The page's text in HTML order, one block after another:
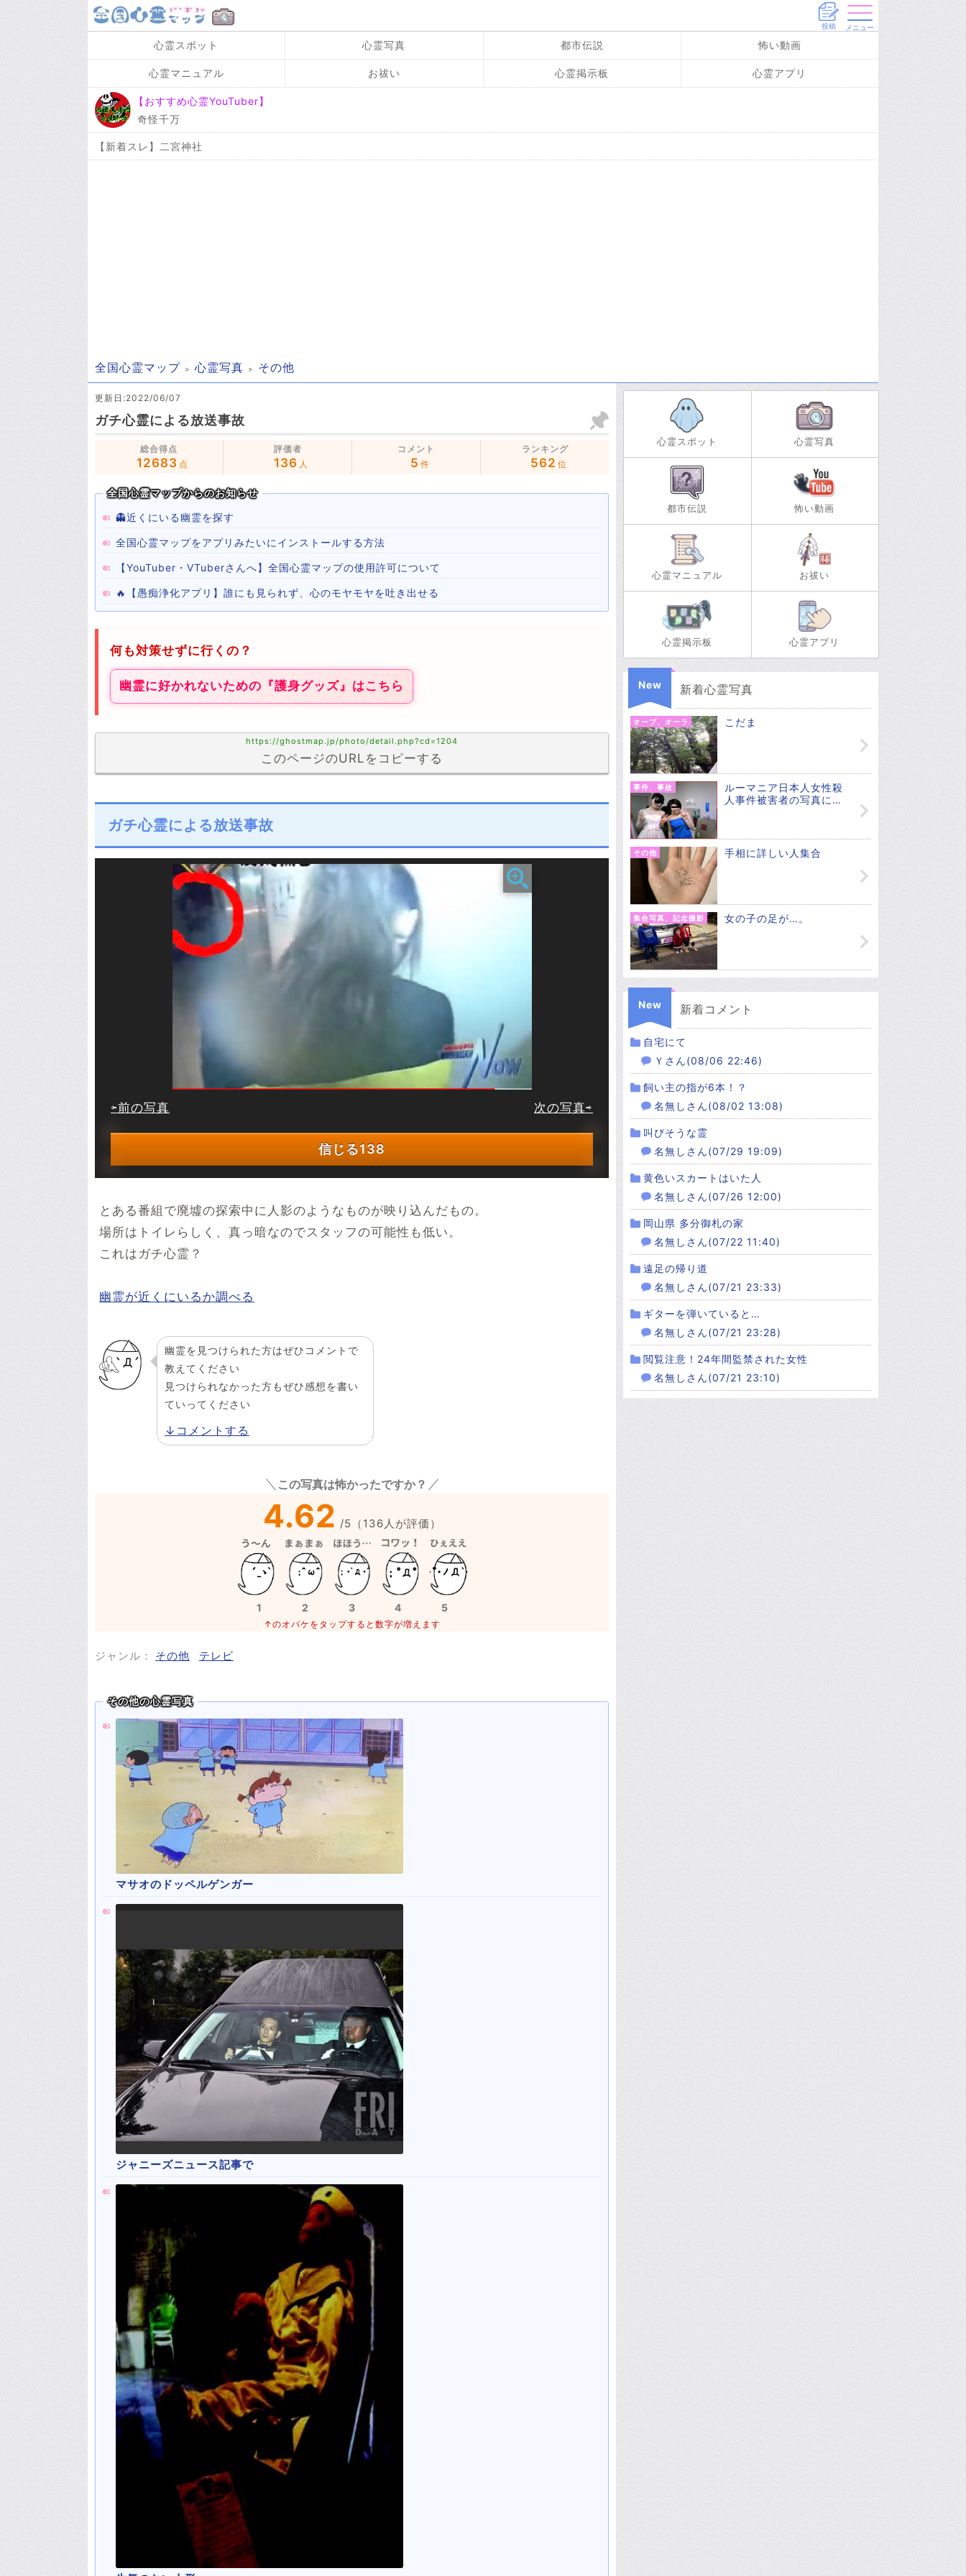
投稿 メニュー
心霊スポット 心霊写真 都市伝説 怖い動画
心霊マニュアル お祓い 心霊掲示板 心霊アプリ
【おすすめ心霊YouTuber】
奇怪千万
【新着スレ】二宮神社
全国心霊マップ 心霊写真 その他
更新日:2022/06/07
ガチ心霊による放送事故
総合得点
12683 点
評価者
136 人
コメント
5 件
ランキング
562 位
全国心霊マップからのお知らせ
👻近くにいる幽霊を探す
全国心霊マップをアプリみたいにインストールする方法
【YouTuber・VTuberさんへ】全国心霊マップの使用許可について
🔥【愚痴浄化アプリ】誰にも見られず、心のモヤモヤを吐き出せる
何も対策せずに行くの？
幽霊に好かれないための『護身グッズ』はこちら
https://ghostmap.jp/photo/detail.php?cd=1204
このページのURLをコピーする
ガチ心霊による放送事故
⇦前の写真 次の写真⇨
信じる138
とある番組で廃墟の探索中に人影のようなものが映り込んだもの。
場所はトイレらしく、真っ暗なのでスタッフの可能性も低い。
これはガチ心霊？
幽霊が近くにいるか調べる
幽霊を見つけられた方はぜひコメントで
教えてください
見つけられなかった方もぜひ感想を書い
ていってください
↓コメントする
この写真は怖かったですか？
4.62 /5 （ 136人が評価）
1 2 3 4 5
↑のオバケをタップすると数字が増えます
ジャンル： その他 テレビ
その他の心霊写真
マサオのドッペルゲンガー
ジャニーズニュース記事で
心霊スポット 心霊写真
都市伝説 怖い動画
心霊マニュアル お祓い
心霊掲示板 心霊アプリ
New 新着心霊写真
オーブ、オーラ こだま
事件、事故
ルーマニア日本人女性殺
人事件被害者の写真に…
その他 手相に詳しい人集合
集合写真、記念撮影 女の子の足が…。
New 新着コメント
自宅にて
Ｙさん(08/06 22:46)
飼い主の指が6本！？
名無しさん(08/02 13:08)
叫びそうな霊
名無しさん(07/29 19:09)
黄色いスカートはいた人
名無しさん(07/26 12:00)
岡山県 多分御札の家
名無しさん(07/22 11:40)
遠足の帰り道
名無しさん(07/21 23:33)
ギターを弾いていると…
名無しさん(07/21 23:28)
閲覧注意！24年間監禁された女性
名無しさん(07/21 23:10)